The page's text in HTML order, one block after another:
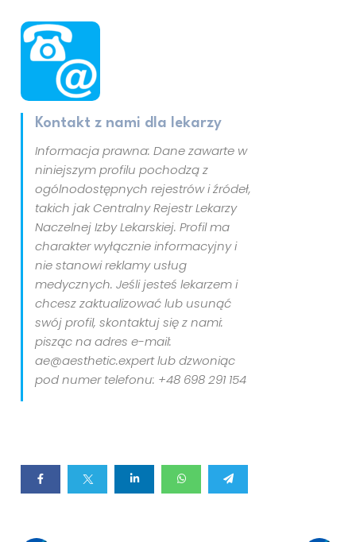
Kontakt z nami dla lekarzy
Informacja prawna: Dane zawarte w
niniejszym profilu pochodzą z
ogólnodostępnych rejestrów i źródeł,
takich jak Centralny Rejestr Lekarzy
Naczelnej Izby Lekarskiej. Profil ma
charakter wyłącznie informacyjny i
nie stanowi reklamy usług
medycznych. Jeśli jesteś lekarzem i
chcesz zaktualizować lub usunąć
swój profil, skontaktuj się z nami:
pisząc na adres e-mail:
ae@aesthetic.expert lub dzwoniąc
pod numer telefonu: +48 698 291 154